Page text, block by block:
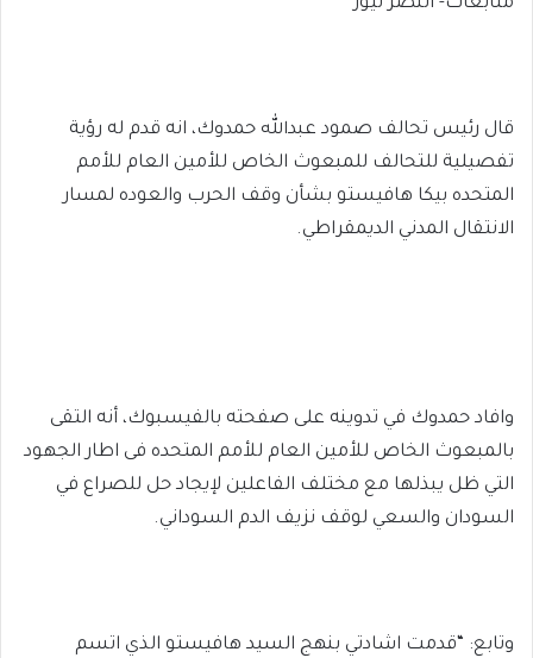
متابعات- النصر نيوز
قال رئيس تحالف صمود عبدالله حمدوك، انه قدم له رؤية
تفصيلية للتحالف للمبعوث الخاص للأمين العام للأمم
المتحده بيكا هافيستو بشأن وقف الحرب والعوده لمسار
الانتقال المدني الديمقراطي.
وافاد حمدوك في تدوينه على صفحته بالفيسبوك، أنه التقى
بالمبعوث الخاص للأمين العام للأمم المتحده فى اطار الجهود
التي ظل يبذلها مع مختلف الفاعلين لإيجاد حل للصراع في
السودان والسعي لوقف نزيف الدم السوداني.
وتابع: “قدمت اشادتي بنهج السيد هافيستو الذي اتسم